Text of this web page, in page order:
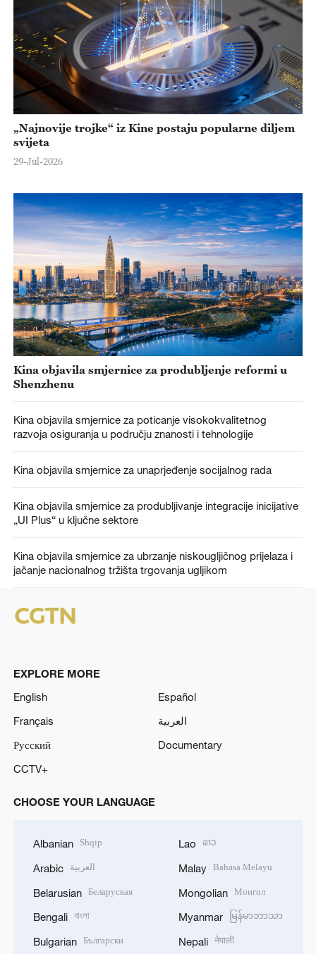
„Najnovije trojke“ iz Kine postaju popularne diljem
svijeta
29-Jul-2026
Kina objavila smjernice za produbljenje reformi u
Shenzhenu
Kina objavila smjernice za poticanje visokokvalitetnog
razvoja osiguranja u području znanosti i tehnologije
Kina objavila smjernice za unaprjeđenje socijalnog rada
Kina objavila smjernice za produbljivanje integracije inicijative
„UI Plus“ u ključne sektore
Kina objavila smjernice za ubrzanje niskougljičnog prijelaza i
jačanje nacionalnog tržišta trgovanja ugljikom
EXPLORE MORE
English
Español
Français
العربية
Русский
Documentary
CCTV+
CHOOSE YOUR LANGUAGE
Albanian Shqip
Arabic العربية
Belarusian Беларуская
Bengali বাংলা
Bulgarian Български
Lao ລາວ
Malay Bahasa Melayu
Mongolian Монгол
Myanmar မြန်မာဘာသာ
Nepali नेपाली